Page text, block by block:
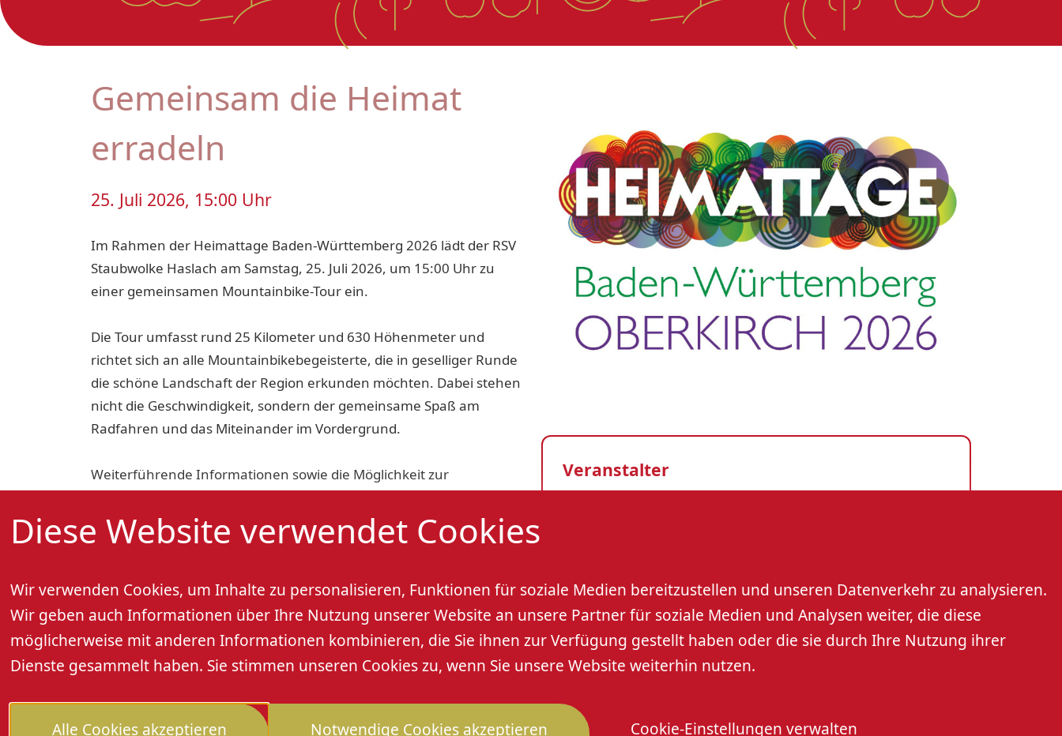
Diese Website verwendet Cookies
Wir verwenden Cookies, um Inhalte zu personalisieren, Funktionen für soziale Medien bereitzustellen und unseren Datenverkehr zu analysieren.
Wir geben auch Informationen über Ihre Nutzung unserer Website an unsere Partner für soziale Medien und Analysen weiter, die diese
möglicherweise mit anderen Informationen kombinieren, die Sie ihnen zur Verfügung gestellt haben oder die sie durch Ihre Nutzung ihrer
Dienste gesammelt haben. Sie stimmen unseren Cookies zu, wenn Sie unsere Website weiterhin nutzen.
Alle Cookies akzeptieren Notwendige Cookies akzeptieren Cookie-Einstellungen verwalten
Gemeinsam die Heimat
erradeln
25. Juli 2026, 15:00 Uhr
Im Rahmen der Heimattage Baden-Württemberg 2026 lädt der RSV
Staubwolke Haslach am Samstag, 25. Juli 2026, um 15:00 Uhr zu
einer gemeinsamen Mountainbike-Tour ein.
Die Tour umfasst rund 25 Kilometer und 630 Höhenmeter und
richtet sich an alle Mountainbikebegeisterte, die in geselliger Runde
die schöne Landschaft der Region erkunden möchten. Dabei stehen
nicht die Geschwindigkeit, sondern der gemeinsame Spaß am
Radfahren und das Miteinander im Vordergrund.
Weiterführende Informationen sowie die Möglichkeit zur
Anmeldung Vorname, Nachname und E-Mail-Adresse angeben.
9BEaw16pZo3FPw/viewform
Teilnahme frei!
Weitere Informationen
Veranstalter
Renchtalstadion